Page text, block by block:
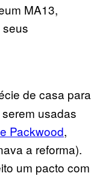
MA13,
de casa para
usadas
Packwood,
a reforma).
um pacto com